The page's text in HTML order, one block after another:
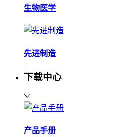
生物医学
先进制造
下载中心
产品手册